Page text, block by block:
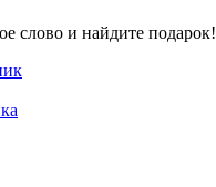
слово и найдите подарок!